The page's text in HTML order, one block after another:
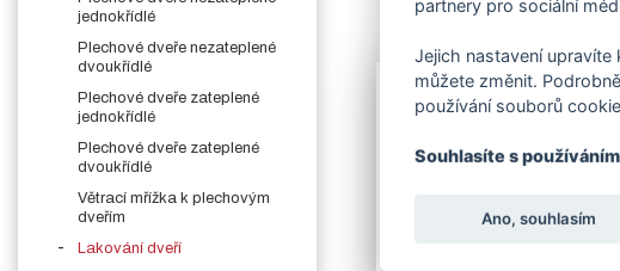
jednokřídlé
Plechové dveře nezateplené
dvoukřídlé
Plechové dveře zateplené
jednokřídlé
Plechové dveře zateplené
dvoukřídlé
Větrací mřížka k plechovým
dveřím
Lakování dveří
Více o produktu
Lakování dveří
U zateplených dveří je
partnery pro sociální
Jejich nastavení
můžete změnit.
používání souborů
Souhlasíte s
Ano, souhlasím